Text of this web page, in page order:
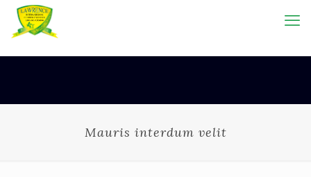
Mauris interdum velit